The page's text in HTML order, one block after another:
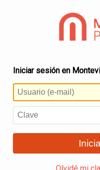
Iniciar sesión en